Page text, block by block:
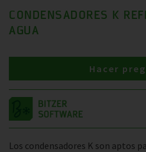
CONDENSADORES K
AGUA
Los condensadores K son aptos
Hacer